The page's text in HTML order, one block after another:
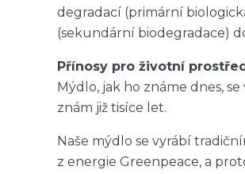
degradací (primární
(sekundární biodegradace)
Přínosy pro životní
Mýdlo, jak ho známe dnes,
znám již tisíce let.
Naše mýdlo se vyrábí
z energie Greenpeace, a